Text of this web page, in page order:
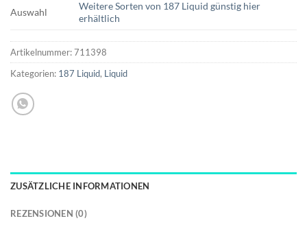
Auswahl
Weitere Sorten von 187 Liquid günstig hier
erhältlich
Artikelnummer:711398
Kategorien: 187 Liquid, Liquid
ZUSÄTZLICHE INFORMATIONEN
REZENSIONEN (0)